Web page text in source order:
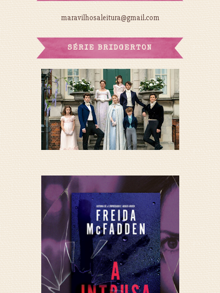
maravilhosaleitura@gmail.com
SÉRIE BRIDGERTON